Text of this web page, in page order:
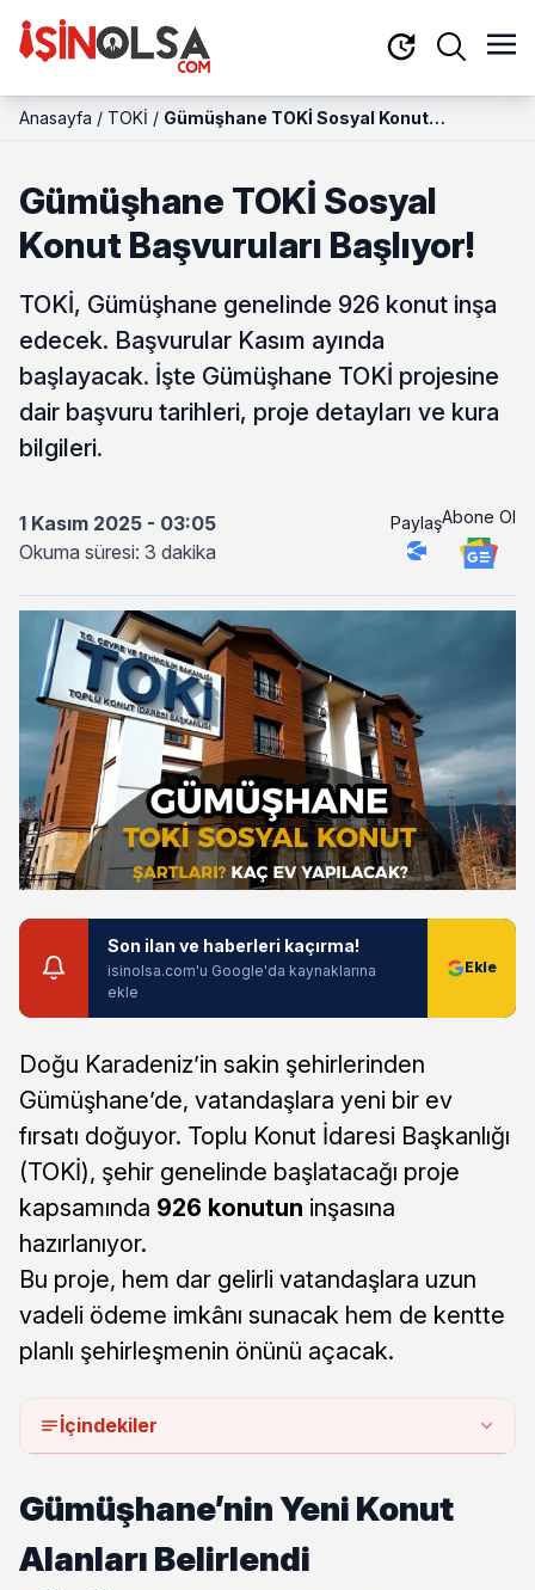
Anasayfa / TOKİ / Gümüşhane TOKİ Sosyal Konut
Gümüşhane TOKİ Sosyal
Konut Başvuruları Başlıyor!
TOKİ, Gümüşhane genelinde 926 konut inşa
edecek. Başvurular Kasım ayında
başlayacak. İşte Gümüşhane TOKİ projesine
dair başvuru tarihleri, proje detayları ve kura
bilgileri.
1 Kasım 2025 - 03:05
Okuma süresi: 3 dakika
PaylaşAbone Ol
Son ilan ve haberleri kaçırma!
isinolsa.com'u Google'da kaynaklarına
ekle
Doğu Karadeniz’in sakin şehirlerinden
Gümüşhane’de, vatandaşlara yeni bir ev
fırsatı doğuyor. Toplu Konut İdaresi Başkanlığı
(TOKİ), şehir genelinde başlatacağı proje
kapsamında 926 konutun inşasına
hazırlanıyor.
Bu proje, hem dar gelirli vatandaşlara uzun
vadeli ödeme imkânı sunacak hem de kentte
planlı şehirleşmenin önünü açacak.
İçindekiler
Gümüşhane’nin Yeni Konut
Alanları Belirlendi